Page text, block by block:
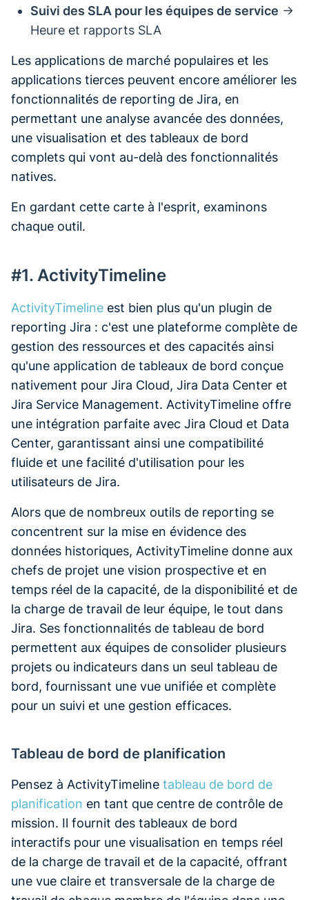
Suivi des SLA pour les équipes de service →
Heure et rapports SLA
Les applications de marché populaires et les
applications tierces peuvent encore améliorer les
fonctionnalités de reporting de Jira, en
permettant une analyse avancée des données,
une visualisation et des tableaux de bord
complets qui vont au-delà des fonctionnalités
natives.
En gardant cette carte à l'esprit, examinons
chaque outil.
#1. ActivityTimeline
ActivityTimeline est bien plus qu'un plugin de
reporting Jira : c'est une plateforme complète de
gestion des ressources et des capacités ainsi
qu'une application de tableaux de bord conçue
nativement pour Jira Cloud, Jira Data Center et
Jira Service Management. ActivityTimeline offre
une intégration parfaite avec Jira Cloud et Data
Center, garantissant ainsi une compatibilité
fluide et une facilité d'utilisation pour les
utilisateurs de Jira.
Alors que de nombreux outils de reporting se
concentrent sur la mise en évidence des
données historiques, ActivityTimeline donne aux
chefs de projet une vision prospective et en
temps réel de la capacité, de la disponibilité et de
la charge de travail de leur équipe, le tout dans
Jira. Ses fonctionnalités de tableau de bord
permettent aux équipes de consolider plusieurs
projets ou indicateurs dans un seul tableau de
bord, fournissant une vue unifiée et complète
pour un suivi et une gestion efficaces.
Tableau de bord de planification
Pensez à ActivityTimeline tableau de bord de
planification en tant que centre de contrôle de
mission. Il fournit des tableaux de bord
interactifs pour une visualisation en temps réel
de la charge de travail et de la capacité, offrant
une vue claire et transversale de la charge de